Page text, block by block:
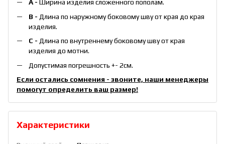
А - Ширина изделия сложенного пополам.
B - Длина по наружному боковому шву от края до края
изделия.
С - Длина по внутреннему боковому шву от края
изделия до мотни.
Допустимая погрешность +- 2см.
Если остались сомнения - звоните, наши менеджеры
помогут определить ваш размер!
Характеристики